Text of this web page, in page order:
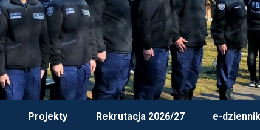
Projekty Rekrutacja 2026/27 e-dziennik